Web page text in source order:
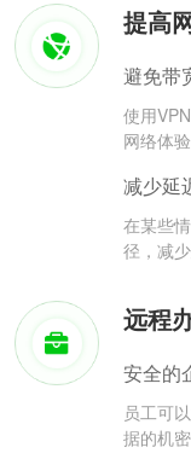
提高
避免带
使用
网络体验
减少延
在某些
径，减
远程
安全的
员工可
据的机